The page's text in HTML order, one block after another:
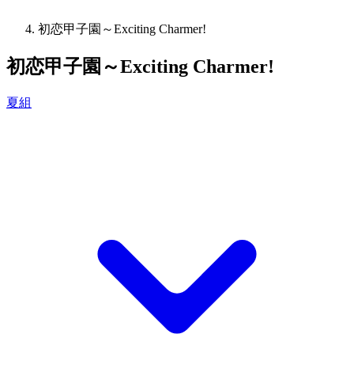
初恋甲子園～Exciting Charmer!
初恋甲子園～Exciting Charmer!
夏組